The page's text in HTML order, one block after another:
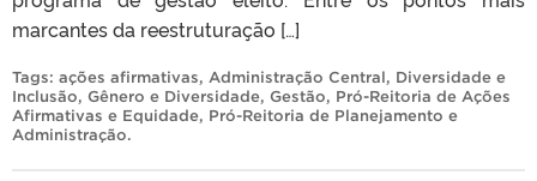
marcantes da reestruturação […]
Tags: ações afirmativas, Administração Central, Diversidade e
Inclusão, Gênero e Diversidade, Gestão, Pró-Reitoria de Ações
Afirmativas e Equidade, Pró-Reitoria de Planejamento e
Administração.